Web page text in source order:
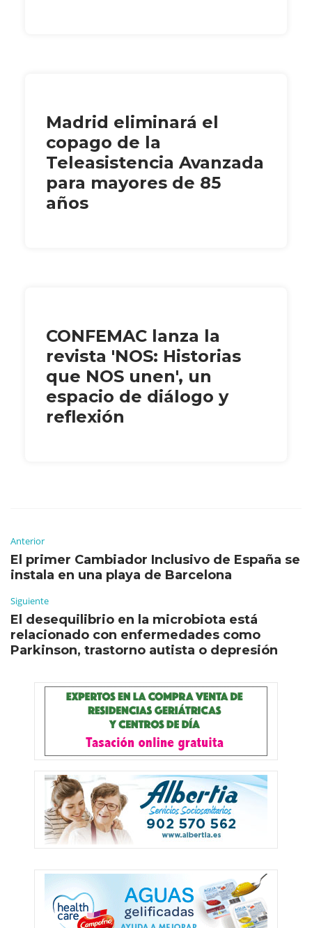
Madrid eliminará el
copago de la
Teleasistencia Avanzada
para mayores de 85
años
CONFEMAC lanza la
revista 'NOS: Historias
que NOS unen', un
espacio de diálogo y
reflexión
Anterior
El primer Cambiador Inclusivo de España se
instala en una playa de Barcelona
Siguiente
El desequilibrio en la microbiota está
relacionado con enfermedades como
Parkinson, trastorno autista o depresión